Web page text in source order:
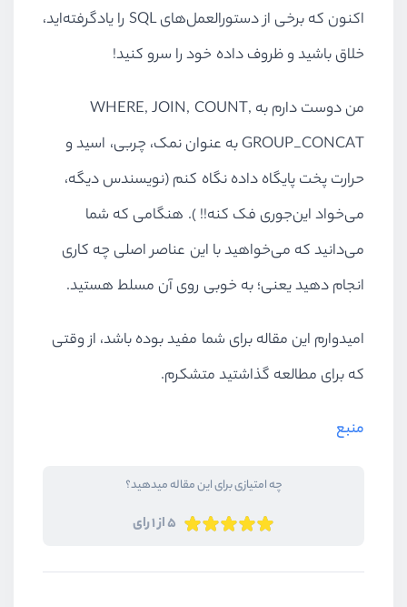
اکنون که برخی از دستورالعمل‌هایSQL را یادگرفته‌اید،
خلاق باشید و ظروف داده خود را سرو کنید!
من دوست دارم به WHERE, JOIN, COUNT,
GROUP_CONCATبه عنوان نمک، چربی، اسید و
حرارت پخت پایگاه داده نگاه کنم (‌نویسندس دیگه،
می‌خواد این‌جوری فک کنه!! ). هنگامی که شما
می‌دانید که‌ می‌خواهید با این عناصر اصلی چه کاری
انجام دهید یعنی؛ به خوبی روی آن مسلط هستید.
امیدوارم این مقاله برای شما مفید بوده باشد، ‌از وقتی
که برای مطالعه گذاشتید متشکرم.
منبع
چه امتیازی برای این مقاله میدهید؟
5 از 1 رای